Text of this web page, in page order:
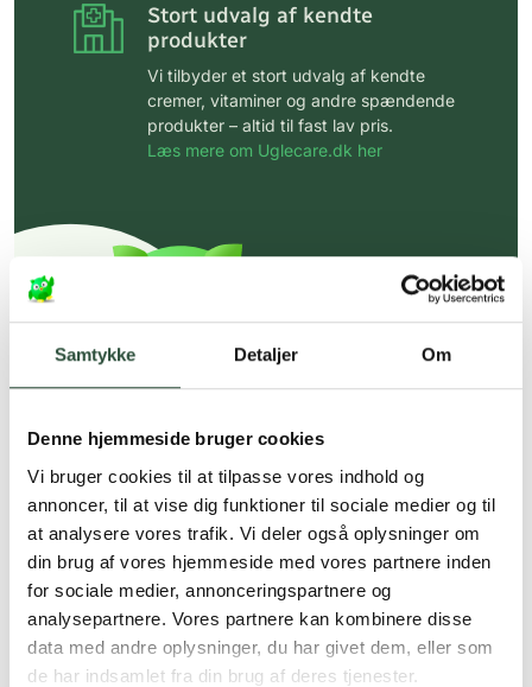
Samtykke Detaljer Om
Denne hjemmeside bruger cookies
Vi bruger cookies til at tilpasse vores indhold og
annoncer, til at vise dig funktioner til sociale medier og til
at analysere vores trafik. Vi deler også oplysninger om
din brug af vores hjemmeside med vores partnere inden
for sociale medier, annonceringspartnere og
analysepartnere. Vores partnere kan kombinere disse
data med andre oplysninger, du har givet dem, eller som
de har indsamlet fra din brug af deres tjenester.
Stort udvalg af kendte
produkter
Vi tilbyder et stort udvalg af kendte
cremer, vitaminer og andre spændende
produkter – altid til fast lav pris.
Læs mere om Uglecare.dk her